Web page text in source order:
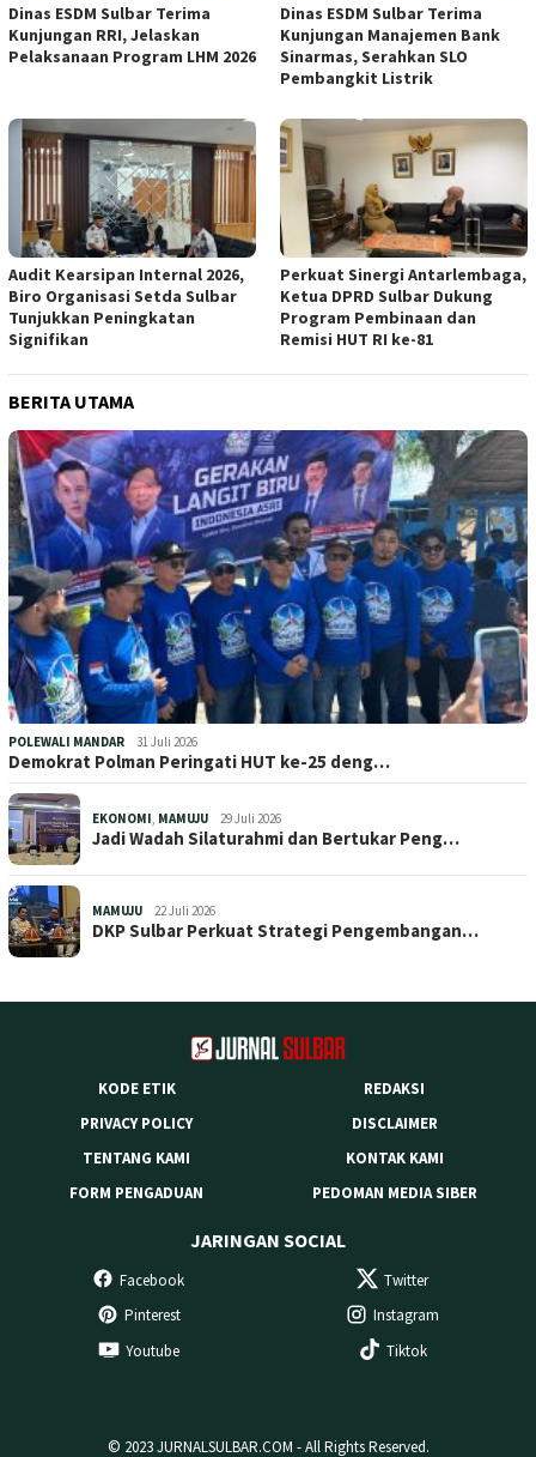
Dinas ESDM Sulbar Terima
Kunjungan RRI, Jelaskan
Pelaksanaan Program LHM 2026
Dinas ESDM Sulbar Terima
Kunjungan Manajemen Bank
Sinarmas, Serahkan SLO
Pembangkit Listrik
Audit Kearsipan Internal 2026,
Biro Organisasi Setda Sulbar
Tunjukkan Peningkatan
Signifikan
Perkuat Sinergi Antarlembaga,
Ketua DPRD Sulbar Dukung
Program Pembinaan dan
Remisi HUT RI ke-81
BERITA UTAMA
POLEWALI MANDAR 31 Juli 2026
Demokrat Polman Peringati HUT ke-25 deng…
EKONOMI, MAMUJU 29 Juli 2026
Jadi Wadah Silaturahmi dan Bertukar Peng…
MAMUJU 22 Juli 2026
DKP Sulbar Perkuat Strategi Pengembangan…
KODE ETIK
REDAKSI
PRIVACY POLICY
DISCLAIMER
TENTANG KAMI
KONTAK KAMI
FORM PENGADUAN
PEDOMAN MEDIA SIBER
JARINGAN SOCIAL
Facebook
Twitter
Pinterest
Instagram
Youtube
Tiktok
© 2023 JURNALSULBAR.COM - All Rights Reserved.